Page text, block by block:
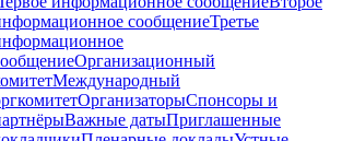
сообщениеТретье
Организационный
Международный
ОрганизаторыСпонсоры и
Важные датыПриглашенные